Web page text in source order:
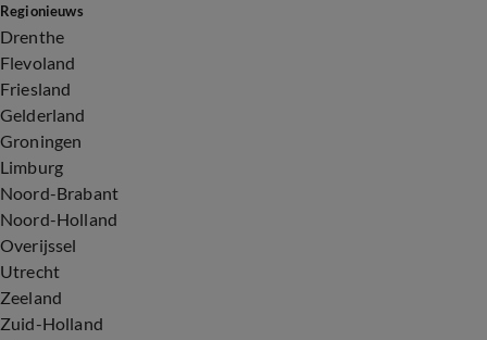
Regionieuws
Drenthe
Flevoland
Friesland
Gelderland
Groningen
Limburg
Noord-Brabant
Noord-Holland
Overijssel
Utrecht
Zeeland
Zuid-Holland